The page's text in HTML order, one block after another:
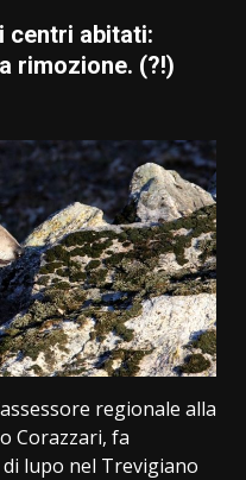
centri abitati:
rimozione. (?!)
regionale alla
Corazzari, fa
lupo nel Trevigiano